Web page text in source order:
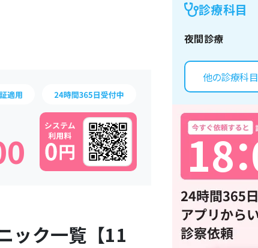
0
ック一覧【11
診療科目
夜間診療
他の診療科
18